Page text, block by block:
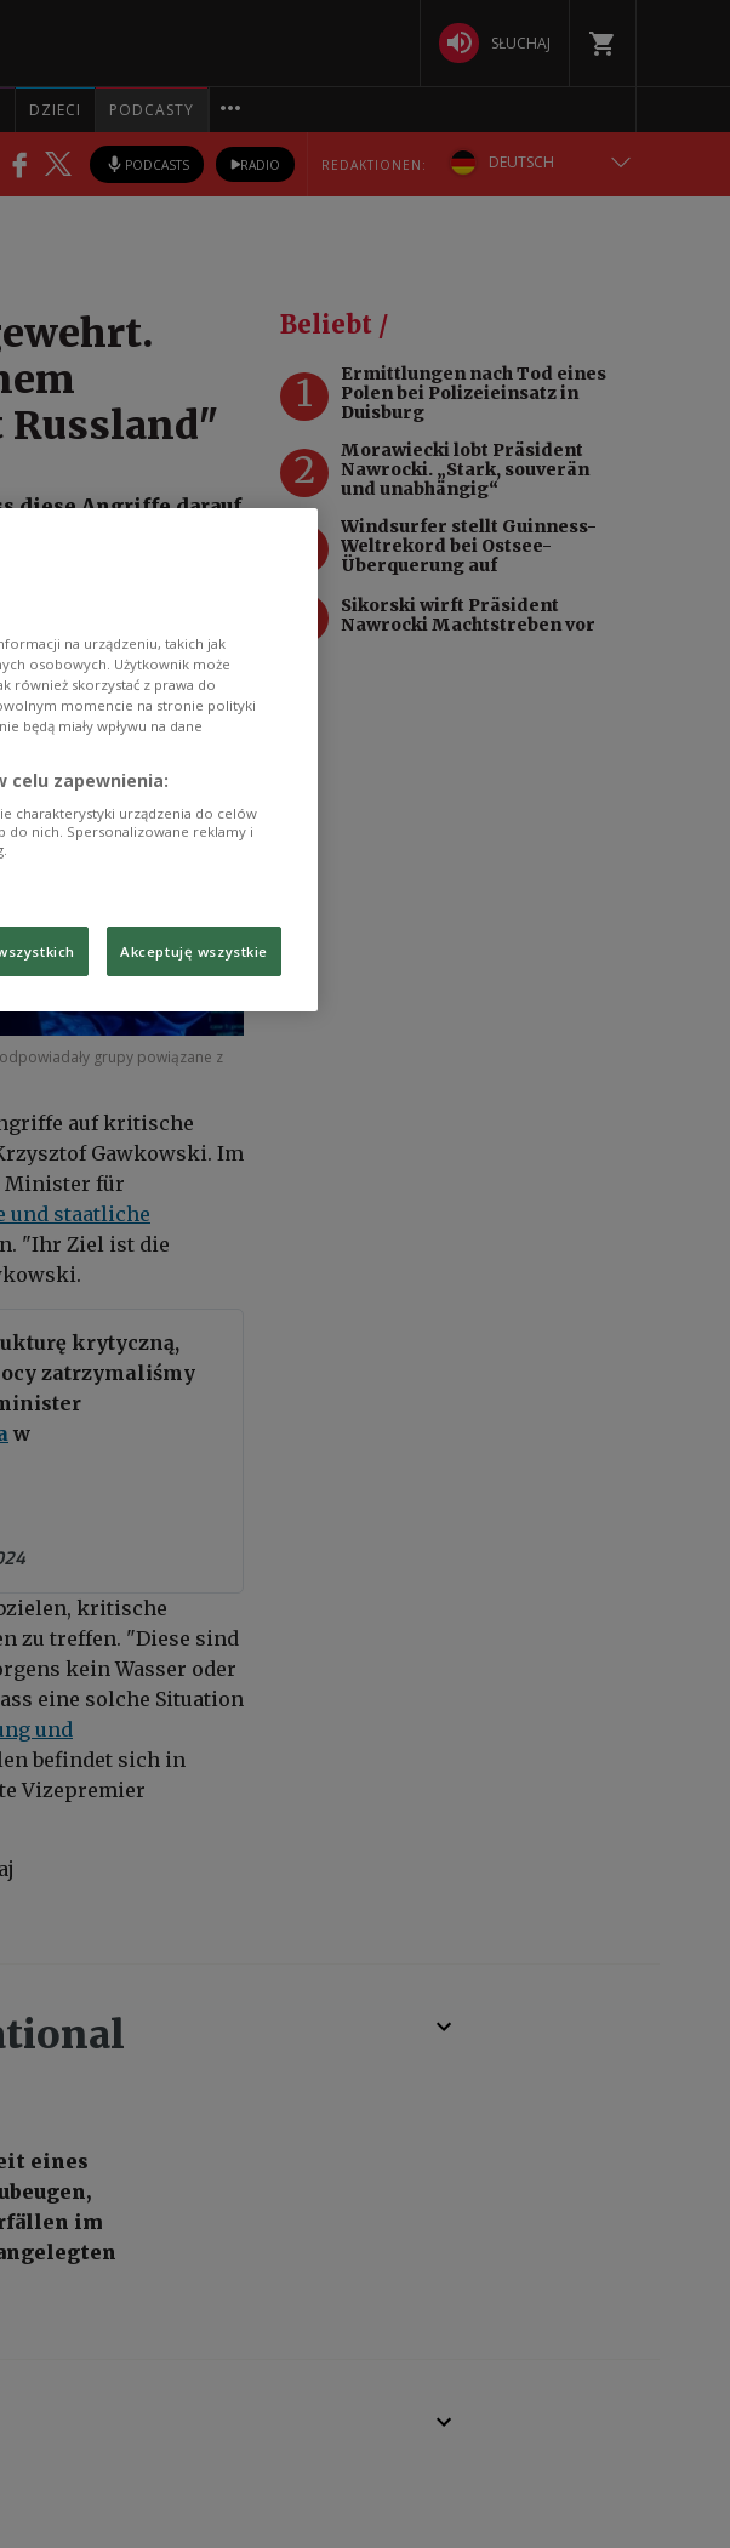
SŁUCHAJ
DZIECI PODCASTY
PODCASTS RADIO REDAKTIONEN: DEUTSCH
УКРАЇНСЬКА
diese Angriffe darauf
oder
grupy powiązane z
auf kritische
Gawkowski. Im
Minister für
und staatliche
"Ihr Ziel ist die
krytyczną,
zatrzymaliśmy
w
kritische
zu treffen. "Diese sind
kein Wasser oder
eine solche Situation
und
befindet sich in
Vizepremier
Beliebt /
1
Ermittlungen nach Tod eines
Polen bei Polizeieinsatz in
Duisburg
2
Morawiecki lobt Präsident
Nawrocki. „Stark, souverän
und unabhängig“
Windsurfer stellt Guinness-
Weltrekord bei Ostsee-
Überquerung auf
Sikorski wirft Präsident
Nawrocki Machtstreben vor
eines
im
na urządzeniu, takich jak
osobowych. Użytkownik może
również skorzystać z prawa do
momencie na stronie polityki
będą miały wpływu na dane
celu zapewnienia:
charakterystyki urządzenia do celów
do nich. Spersonalizowane reklamy i
Akceptuję wszystkie